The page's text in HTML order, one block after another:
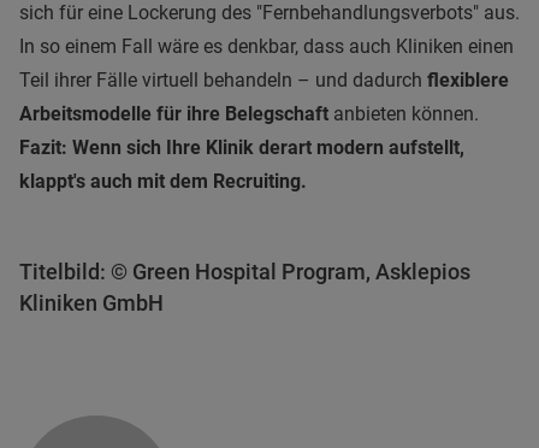
sich für eine Lockerung des "Fernbehandlungsverbots" aus.
In so einem Fall wäre es denkbar, dass auch Kliniken einen
Teil ihrer Fälle virtuell behandeln – und dadurch flexiblere
Arbeitsmodelle für ihre Belegschaft anbieten können.
Fazit: Wenn sich Ihre Klinik derart modern aufstellt,
klappt's auch mit dem Recruiting.
Titelbild: © Green Hospital Program, Asklepios
Kliniken GmbH